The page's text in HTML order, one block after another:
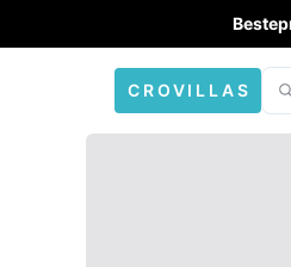
CROVILLAS